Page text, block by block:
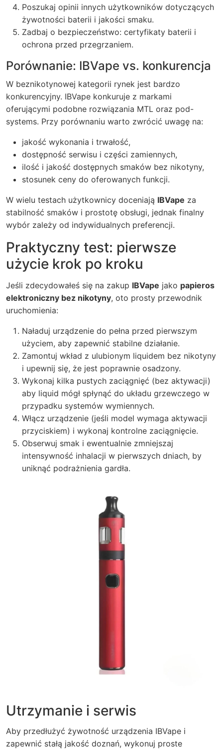
Poszukaj opinii innych użytkowników dotyczących
żywotności baterii i jakości smaku.
Zadbaj o bezpieczeństwo: certyfikaty baterii i
ochrona przed przegrzaniem.
Porównanie: IBVape vs. konkurencja
W beznikotynowej kategorii rynek jest bardzo
konkurencyjny. IBVape konkuruje z markami
oferującymi podobne rozwiązania MTL oraz pod-
systems. Przy porównaniu warto zwrócić uwagę na:
jakość wykonania i trwałość,
dostępność serwisu i części zamiennych,
ilość i jakość dostępnych smaków bez nikotyny,
stosunek ceny do oferowanych funkcji.
W wielu testach użytkownicy doceniają IBVape za
stabilność smaków i prostotę obsługi, jednak finalny
wybór zależy od indywidualnych preferencji.
Praktyczny test: pierwsze
użycie krok po kroku
Jeśli zdecydowałeś się na zakup IBVape jako papieros
elektroniczny bez nikotyny, oto prosty przewodnik
uruchomienia:
Naładuj urządzenie do pełna przed pierwszym
użyciem, aby zapewnić stabilne działanie.
Zamontuj wkład z ulubionym liquidem bez nikotyny
i upewnij się, że jest poprawnie osadzony.
Wykonaj kilka pustych zaciągnięć (bez aktywacji)
aby liquid mógł spłynąć do układu grzewczego w
przypadku systemów wymiennych.
Włącz urządzenie (jeśli model wymaga aktywacji
przyciskiem) i wykonaj kontrolne zaciągnięcie.
Obserwuj smak i ewentualnie zmniejszaj
intensywność inhalacji w pierwszych dniach, by
uniknąć podrażnienia gardła.
Utrzymanie i serwis
Aby przedłużyć żywotność urządzenia IBVape i
zapewnić stałą jakość doznań, wykonuj proste